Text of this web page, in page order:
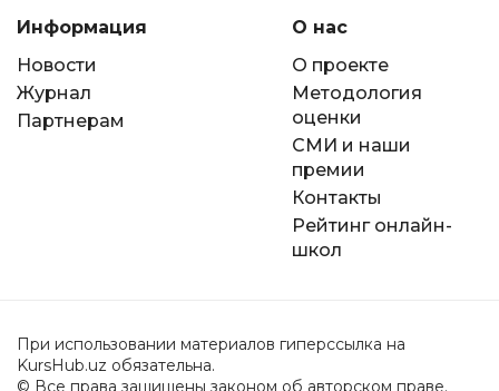
Информация
Новости
Журнал
Партнерам
О нас
О проекте
Методология
оценки
СМИ и наши
премии
Контакты
Рейтинг онлайн-
школ
При использовании материалов гиперссылка на
KursHub.uz обязательна.
© Все права защищены законом об авторском праве.